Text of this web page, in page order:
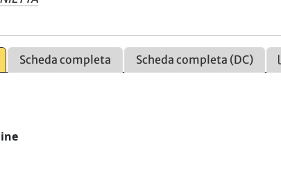
Scheda completa Scheda completa (DC)